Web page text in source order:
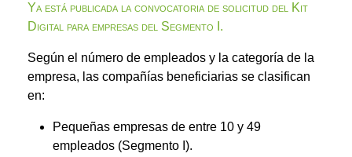
Ya está publicada la convocatoria de solicitud del Kit
Digital para empresas del Segmento I.
Según el número de empleados y la categoría de la
empresa, las compañías beneficiarias se clasifican
en:
Pequeñas empresas de entre 10 y 49
empleados (Segmento I).